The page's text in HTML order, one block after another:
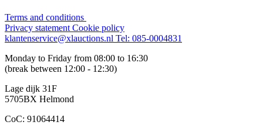
Terms and conditions
Privacy statement Cookie policy
klantenservice@xlauctions.nl Tel: 085-0004831
Monday to Friday from 08:00 to 16:30
(break between 12:00 - 12:30)
Lage dijk 31F
5705BX Helmond
CoC: 91064414